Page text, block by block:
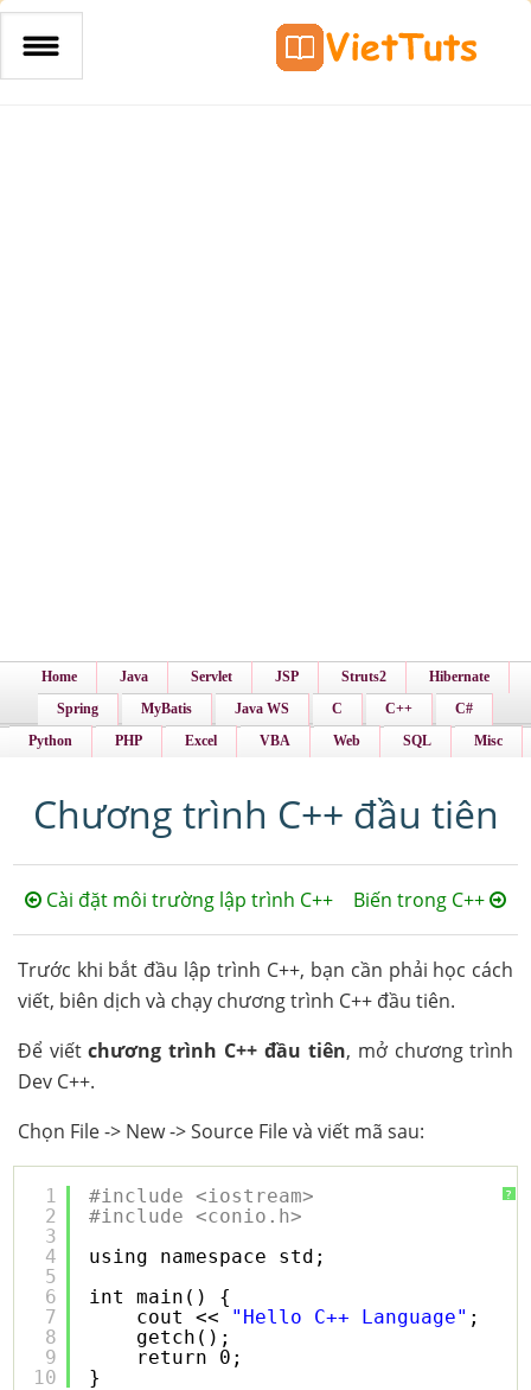
Home Java Servlet JSP Struts2
Hibernate
Spring
MyBatis Java WS C C++
C#
Python
PHP Excel VBA Web SQL Misc
Chương trình C++ đầu tiên
Cài đặt môi trường lập trình C++ Biến trong C++
Trước khi bắt đầu lập trình C++, bạn cần phải học cách
viết, biên dịch và chạy chương trình C++ đầu tiên.
Để viếtchương trình C++ đầu tiên, mở chương trình
Dev C++.
Chọn File -> New -> Source File và viết mã sau:
?
1
2
3
4
5
6
7
8
9
10
#include <iostream>
#include <conio.h>
using namespace std;
int main() {
cout << "Hello C++ Language" ;
getch();
return 0;
}